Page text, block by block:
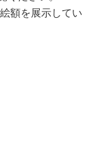
額を展示してい